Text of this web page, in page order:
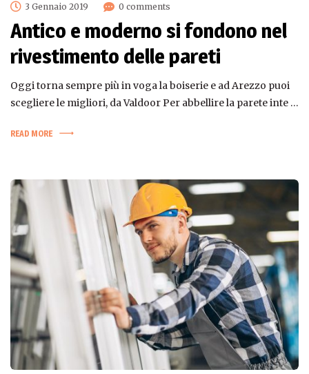
3 Gennaio 2019 0 comments
Antico e moderno si fondono nel
rivestimento delle pareti
Oggi torna sempre più in voga la boiserie e ad Arezzo puoi
scegliere le migliori, da Valdoor Per abbellire la parete inte …
READ MORE